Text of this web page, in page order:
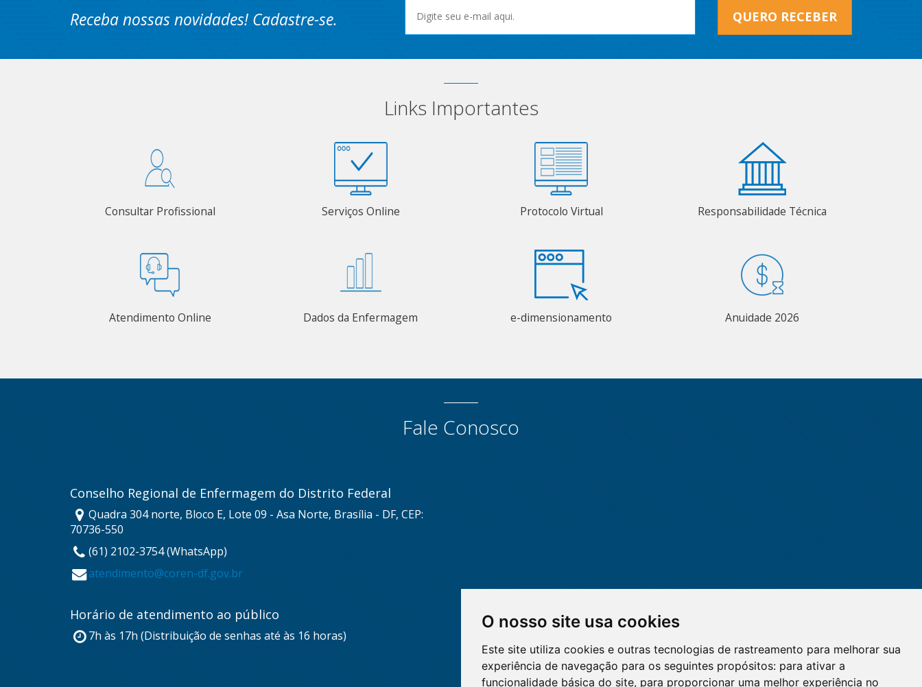
O nosso site usa cookies
Este site utiliza cookies e outras tecnologias de rastreamento para melhorar sua
experiência de navegação para os seguintes propósitos: para ativar a
funcionalidade básica do site, para proporcionar uma melhor experiência no
Receba nossas novidades! Cadastre-se. QUERO RECEBER
Links Importantes
Consultar Profissional Serviços Online Protocolo Virtual Responsabilidade Técnica
Atendimento Online Dados da Enfermagem e-dimensionamento Anuidade 2026
Fale Conosco
Conselho Regional de Enfermagem do Distrito Federal
Quadra 304 norte, Bloco E, Lote 09 - Asa Norte, Brasília - DF, CEP:
70736-550
(61) 2102-3754 (WhatsApp)
atendimento@coren-df.gov.br
Horário de atendimento ao público
7h às 17h (Distribuição de senhas até às 16 horas)